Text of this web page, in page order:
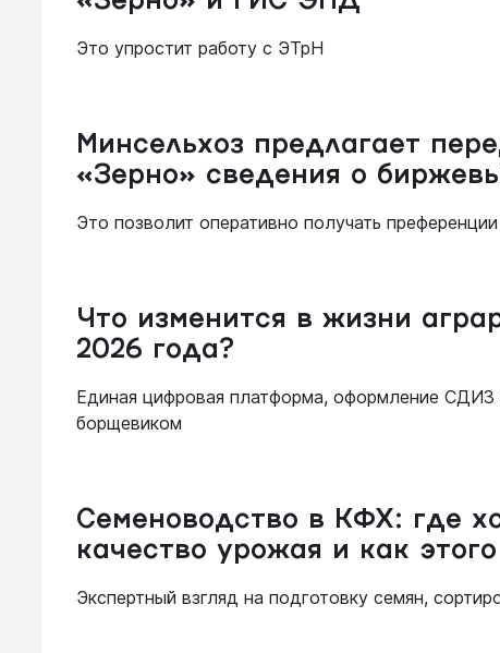
Это упростит работу с ЭТрН
Минсельхоз предлагает
«Зерно» сведения о
Это позволит оперативно получать
Что изменится в жизни
2026 года?
Единая цифровая платформа, оформление
борщевиком
Семеноводство в КФХ: где
качество урожая и как
Экспертный взгляд на подготовку семян,